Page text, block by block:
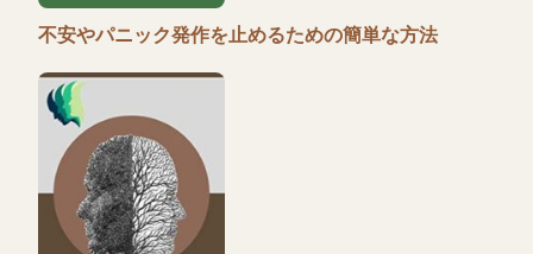
不安やパニック発作を止めるための簡単な方法